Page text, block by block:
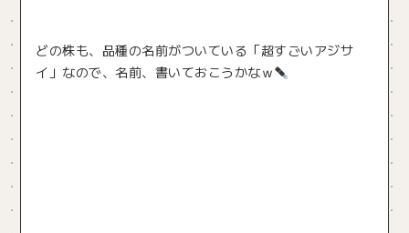
どの株も、品種の名前がついている「超すごいアジサ
イ」なので、名前、書いておこうかなｗ